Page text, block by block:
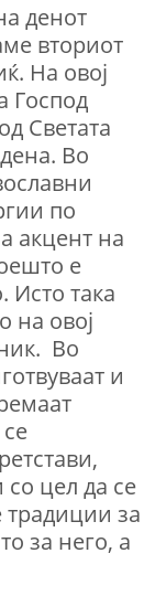
денот
вториот
На овој
Господ
Светата
Во
по
акцент на
е
Исто така
на овој
Во
и
цел да се
традиции за
за него, а